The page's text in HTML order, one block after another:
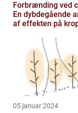
Forbrænding ved
En dybdegående
af effekten på
05 januar 2024